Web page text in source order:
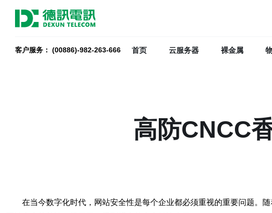
客户服务： (00886)-982-263-666 首页 云服务器 裸金属
高防CNCC
在当今数字化时代，网站安全性是每个企业都必须重视的重要问题。